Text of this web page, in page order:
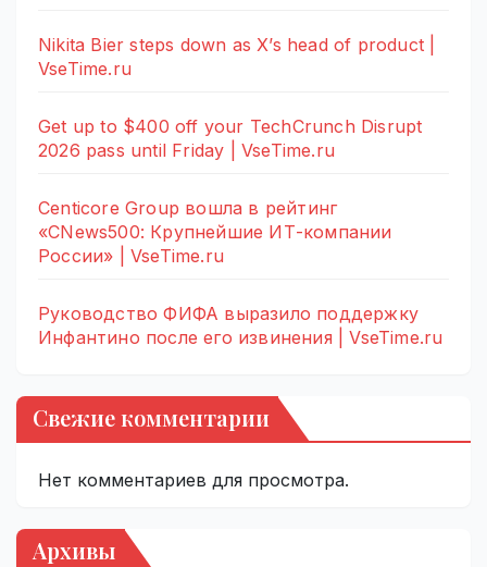
Nikita Bier steps down as X’s head of product |
VseTime.ru
Get up to $400 off your TechCrunch Disrupt
2026 pass until Friday | VseTime.ru
Centicore Group вошла в рейтинг
«CNews500: Крупнейшие ИТ-компании
России» | VseTime.ru
Руководство ФИФА выразило поддержку
Инфантино после его извинения | VseTime.ru
Свежие комментарии
Нет комментариев для просмотра.
Архивы